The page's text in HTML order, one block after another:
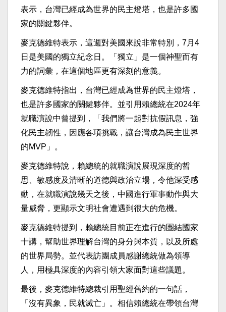
表示，台灣已經成為世界的民主燈塔，也是許多國
家的關鍵夥伴。
麥克德維特表示，這週對美國來說非常特別，7月4
日是美國的獨立紀念日。「獨立」是一個神聖而有
力的詞彙，在這個地區更有深刻的意義。
麥克德維特指出，台灣已經成為世界的民主燈塔，
也是許多國家的關鍵夥伴。並引用賴總統在2024年
就職演說中曾提到，「我們將一起對抗假訊息，強
化民主韌性，因應各項挑戰，讓台灣成為民主世界
的MVP」。
麥克德維特說，賴總統的就職演說展現深度的哲
思、敏感度及清晰的道德與政治立場，令他深受感
動，在就職演說幾天之後，中國進行軍事動作與大
量威脅，更顯示文明社會遭遇到很大的危機。
麥克德維特提到，賴總統目前正在進行的團結國家
十講，幫助世界理解台灣的身分與本質，以及所處
的世界局勢。並代表訪團成員感謝總統做為領導
人，用極具深度的內容引領大家面對這些議題。
最後，麥克德維特總裁引用聖經舊約的一句話，
「沒有異象，民就滅亡」。相信賴總統在帶領台灣